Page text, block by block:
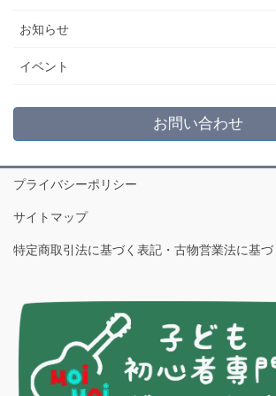
お知らせ
イベント
お問い合わせ
プライバシーポリシー
サイトマップ
特定商取引法に基づく表記・古物営業法に基